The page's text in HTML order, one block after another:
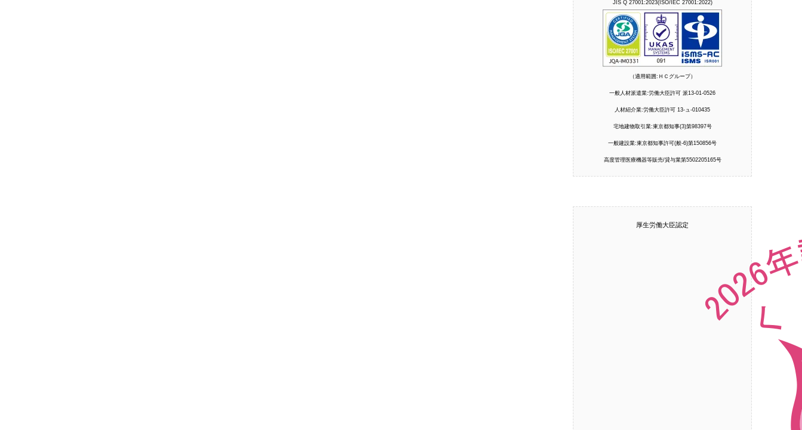
JIS Q 27001:2023(ISO/IEC 27001:2022)
（適用範囲:ＨＣグループ）
一般人材派遣業:労働大臣許可 派13-01-0526
人材紹介業:労働大臣許可 13-ュ-010435
宅地建物取引業:東京都知事(3)第98397号
一般建設業:東京都知事許可(般-6)第150856号
高度管理医療機器等販売/貸与業第5502205165号
厚生労働大臣認定